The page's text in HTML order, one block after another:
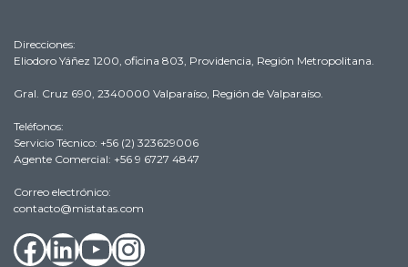
Direcciones:
Eliodoro Yáñez 1200, oficina 803, Providencia, Región Metropolitana.
Gral. Cruz 690, 2340000 Valparaíso, Región de Valparaíso.
Teléfonos:
Servicio Técnico: +56 (2) 323629006
Agente Comercial: +56 9 6727 4847
Correo electrónico:
contacto@mistatas.com
Facebook
LinkedIn
YouTube
Instagram